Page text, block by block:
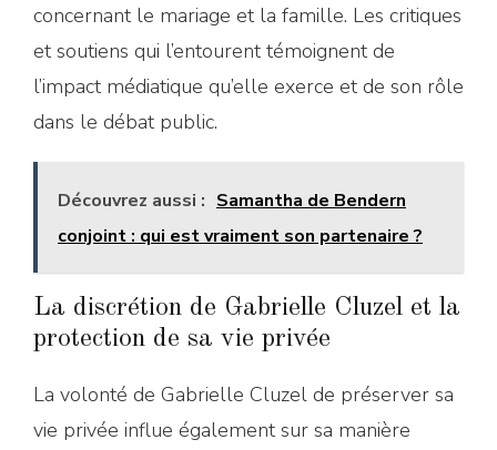
concernant le mariage et la famille. Les critiques
et soutiens qui l’entourent témoignent de
l’impact médiatique qu’elle exerce et de son rôle
dans le débat public.
Découvrez aussi : Samantha de Bendern
conjoint : qui est vraiment son partenaire ?
La discrétion de Gabrielle Cluzel et la
protection de sa vie privée
La volonté de Gabrielle Cluzel de préserver sa
vie privée influe également sur sa manière